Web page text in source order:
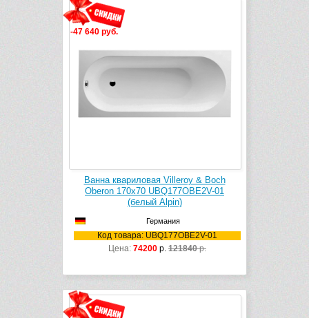
-47 640 руб.
Ванна квариловая Villeroy & Boch
Oberon 170х70 UBQ177OBE2V-01
(белый Alpin)
Германия
Код товара: UBQ177OBE2V-01
Цена: 74200 р. 121840р.